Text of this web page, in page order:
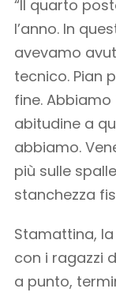
“Il quarto
l’anno. In
avevamo
tecnico. Pian
fine.
abitudine a
abbiamo.
più sulle
stanchezza
Stamattina,
con i ragazzi
a punto,